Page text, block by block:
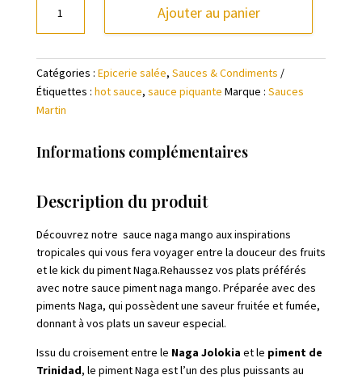
Sauce
Piment
-
Naga
Mango
Ajouter au panier
Catégories : Epicerie salée, Sauces & Condiments
Étiquettes : hot sauce, sauce piquante Marque : Sauces
Martin
Informations complémentaires
Description du produit
Découvrez notre sauce naga mango aux inspirations
tropicales qui vous fera voyager entre la douceur des fruits
et le kick du piment Naga.Rehaussez vos plats préférés
avec notre sauce piment naga mango. Préparée avec des
piments Naga, qui possèdent une saveur fruitée et fumée,
donnant à vos plats un saveur especial.
Issu du croisement entre le Naga Jolokia et le piment de
Trinidad, le piment Naga est l’un des plus puissants au